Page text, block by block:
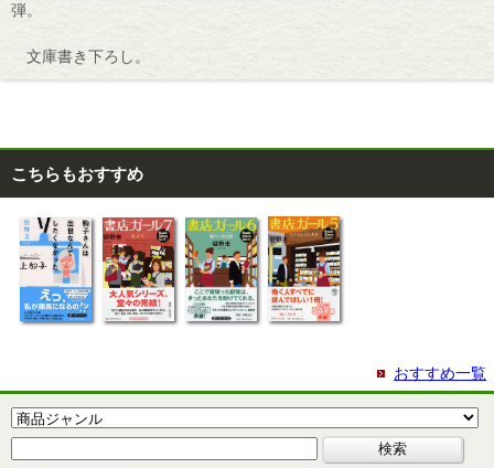
弾。
文庫書き下ろし。
こちらもおすすめ
おすすめ一覧